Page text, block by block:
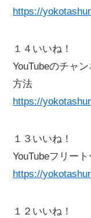
https://
１４いいね！
YouTubeのチャ
方法
https://
１３いいね！
YouTubeフリー
https://
１２いいね！